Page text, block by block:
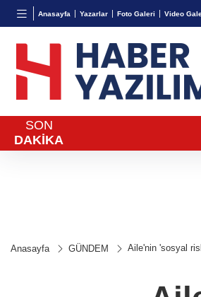
Anasayfa Yazarlar Foto Galeri Video
TND
16,2309%-0,56
BGN
28,0626
SON
DAKİKA
Anasayfa GÜNDEM Aile'nin 'sosyal